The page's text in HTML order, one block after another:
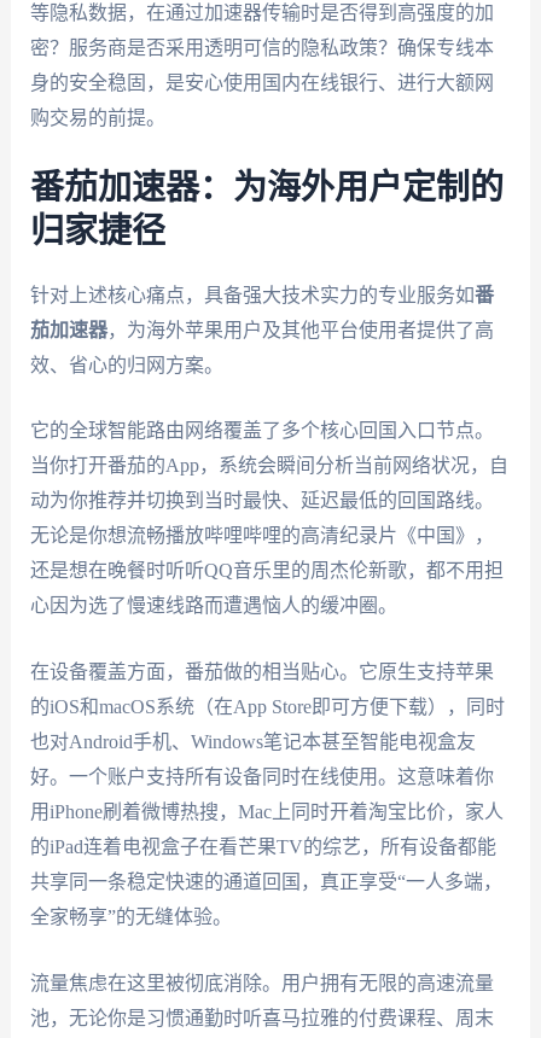
等隐私数据，在通过加速器传输时是否得到高强度的加
密？服务商是否采用透明可信的隐私政策？确保专线本
身的安全稳固，是安心使用国内在线银行、进行大额网
购交易的前提。
番茄加速器：为海外用户定制的
归家捷径
针对上述核心痛点，具备强大技术实力的专业服务如番
茄加速器，为海外苹果用户及其他平台使用者提供了高
效、省心的归网方案。
它的全球智能路由网络覆盖了多个核心回国入口节点。
当你打开番茄的App，系统会瞬间分析当前网络状况，自
动为你推荐并切换到当时最快、延迟最低的回国路线。
无论是你想流畅播放哔哩哔哩的高清纪录片《中国》，
还是想在晚餐时听听QQ音乐里的周杰伦新歌，都不用担
心因为选了慢速线路而遭遇恼人的缓冲圈。
在设备覆盖方面，番茄做的相当贴心。它原生支持苹果
的iOS和macOS系统（在App Store即可方便下载），同时
也对Android手机、Windows笔记本甚至智能电视盒友
好。一个账户支持所有设备同时在线使用。这意味着你
用iPhone刷着微博热搜，Mac上同时开着淘宝比价，家人
的iPad连着电视盒子在看芒果TV的综艺，所有设备都能
共享同一条稳定快速的通道回国，真正享受“一人多端，
全家畅享”的无缝体验。
流量焦虑在这里被彻底消除。用户拥有无限的高速流量
池，无论你是习惯通勤时听喜马拉雅的付费课程、周末